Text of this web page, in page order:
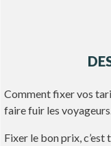
Comment fixer vos
faire fuir les
Fixer le bon prix,